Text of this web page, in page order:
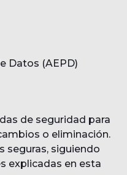
Datos (AEPD)
de seguridad para
o eliminación.
seguras, siguiendo
explicadas en esta